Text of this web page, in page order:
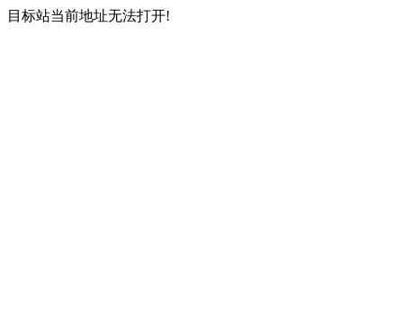
目标站当前地址无法打开!